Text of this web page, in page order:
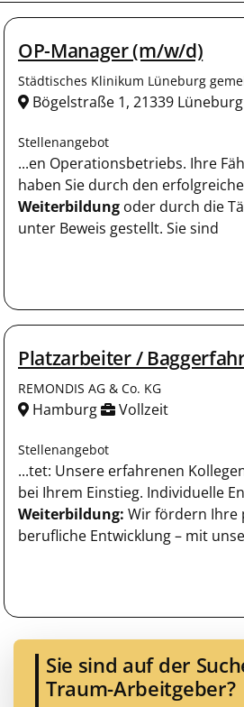
OP-Manager (m/w/d)
Städtisches Klinikum Lüneburg
Bögelstraße 1, 21339 Lüneburg
Stellenangebot
...en Operationsbetriebs. Ihre
haben Sie durch den
Weiterbildung oder durch die
unter Beweis gestellt. Sie sind
Platzarbeiter /
REMONDIS AG & Co. KG
Hamburg Vollzeit
Stellenangebot
...tet: Unsere erfahrenen
bei Ihrem Einstieg. Individuelle
Weiterbildung: Wir fördern Ihre
berufliche Entwicklung – mit
Sie sind auf der
Traum-Arbeitgeber?